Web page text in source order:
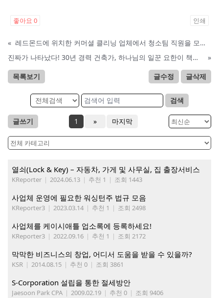
좋아요 0 인쇄
«
레드몬드에 위치한 커머셜 클리닝 업체에서 청소팀 직원을 모집합니다.
진짜가 나타났다! 30년 경력 건축가, 하나님의 일꾼 요한이 책임 시공합니다.
»
목록보기 글수정 글삭제
검색
글쓰기 1 » 마지막
열쇠(Lock & Key) – 자동차, 가게 및 사무실, 집 출장서비스
KReporter | 2024.06.13 | 추천 1 | 조회 1443
사업체 운영에 필요한 워싱턴주 법규 모음
KReporter3 | 2023.03.14 | 추천 1 | 조회 2498
사업체를 케이시애틀 업소록에 등록하세요!
KReporter3 | 2022.09.16 | 추천 1 | 조회 2172
막막한 비즈니스의 창업, 어디서 도움을 받을 수 있을까?
KSR | 2014.08.15 | 추천 0 | 조회 3861
S-Corporation 설립을 통한 절세방안
Jaesoon Park CPA | 2009.02.19 | 추천 0 | 조회 9406